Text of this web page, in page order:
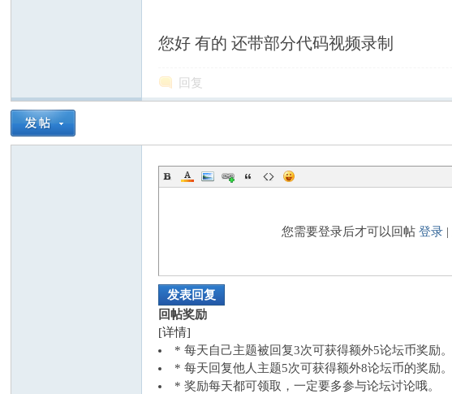
交
您好 有的 还带部分代码视频录制
回复
您需要登录后才可以回帖登录 |
发表回复
回帖奖励
[详情]
* 每天自己主题被回复3次可获得额外5论坛币奖励。
* 每天回复他人主题5次可获得额外8论坛币的奖励。
* 奖励每天都可领取，一定要多参与论坛讨论哦。